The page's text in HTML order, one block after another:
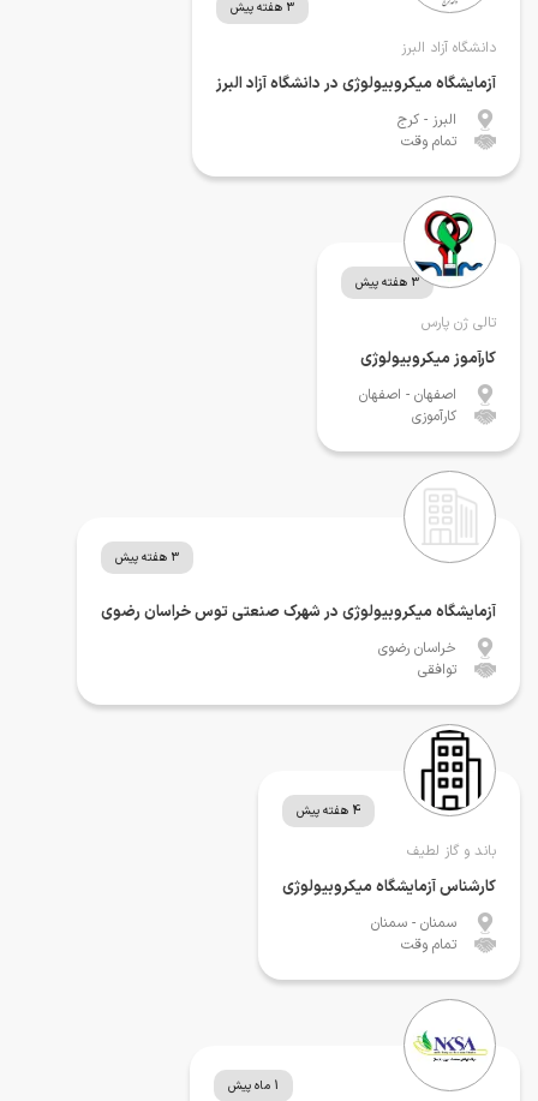
3 هفته پیش
دانشگاه آزاد البرز
آزمایشگاه میکروبیولوژی در دانشگاه آزاد البرز
البرز - کرج
تمام وقت
3 هفته پیش
تالی ژن پارس
کارآموز میکروبیولوژی
اصفهان - اصفهان
کارآموزی
3 هفته پیش
آزمایشگاه میکروبیولوژی در شهرک صنعتی توس خراسان رضوی
خراسان رضوی
توافقی
4 هفته پیش
باند و گاز لطیف
کارشناس آزمایشگاه میکروبیولوژی
سمنان - سمنان
تمام وقت
1 ماه پیش